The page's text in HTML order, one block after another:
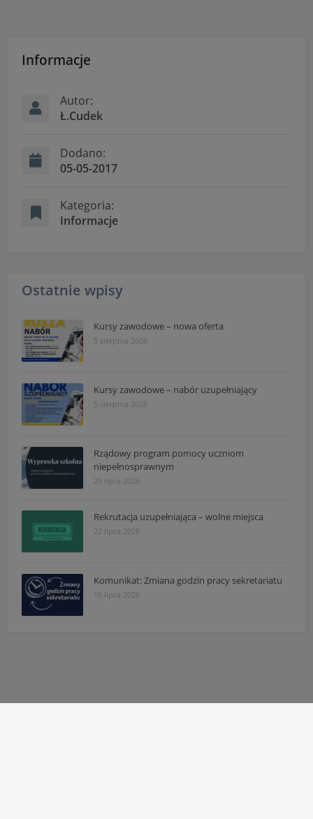
Informacje
Autor:
Ł.Cudek
Dodano:
05-05-2017
Kategoria:
Informacje
Ostatnie wpisy
Kursy zawodowe – nowa oferta
5 sierpnia 2026
Kursy zawodowe – nabór uzupełniający
5 sierpnia 2026
Rządowy program pomocy uczniom
niepełnosprawnym
29 lipca 2026
Rekrutacja uzupełniająca – wolne miejsca
22 lipca 2026
Komunikat: Zmiana godzin pracy sekretariatu
16 lipca 2026